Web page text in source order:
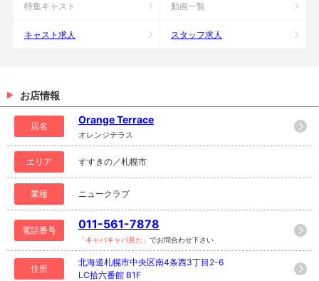
特集キャスト 動画一覧
キャスト求人 スタッフ求人
お店情報
店名
Orange Terrace
オレンジテラス
エリア すすきの／札幌市
業種 ニュークラブ
電話番号 011-561-7878
「キャバキャバ見た」 でお問合わせ下さい
住所
北海道札幌市中央区南4条西3丁目2-6
LC拾六番館 B1F